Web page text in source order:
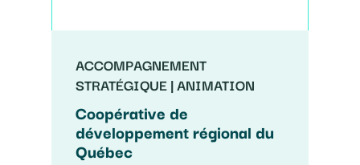
ACCOMPAGNEMENT
STRATÉGIQUE | ANIMATION
Coopérative de
développement régional du
Québec